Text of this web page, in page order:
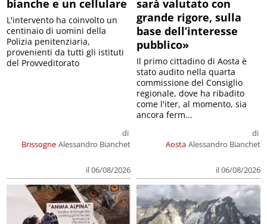
bianche e un cellulare
Brissogne
di
Alessandro Bianchet
il 06/08/2026
L'intervento ha coinvolto un
centinaio di uomini della
Polizia penitenziaria,
provenienti da tutti gli istituti
del Provveditorato
sarà valutato con
grande rigore, sulla
base dell’interesse
pubblico»
Aosta
di
Alessandro Bianchet
il 06/08/2026
Il primo cittadino di Aosta è
stato audito nella quarta
commissione del Consiglio
regionale, dove ha ribadito
come l'iter, al momento, sia
ancora ferm...